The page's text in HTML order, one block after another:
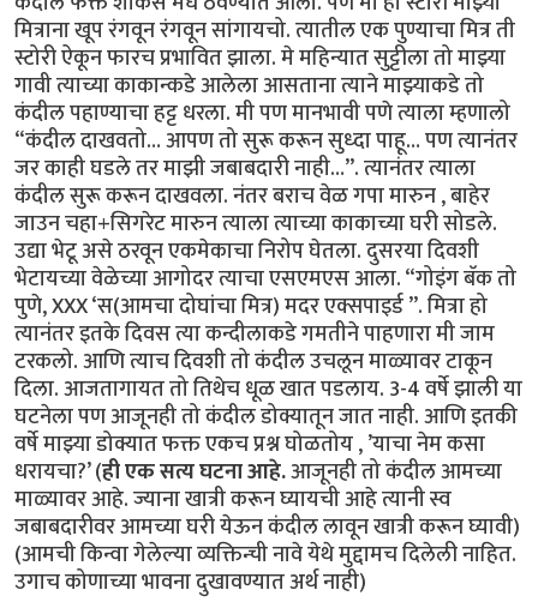
मित्राना खूप रंगवून रंगवून सांगायचो. त्यातील एक पुण्याचा मित्र ती
स्टोरी ऐकून फारच प्रभावित झाला. मे महिन्यात सुट्टीला तो माझ्या
गावी त्याच्या काकान्कडे आलेला आसताना त्याने माझ्याकडे तो
कंदील पहाण्याचा हट्ट धरला. मी पण मानभावी पणे त्याला म्हणालो
“कंदील दाखवतो… आपण तो सुरू करून सुध्दा पाहू… पण त्यानंतर
जर काही घडले तर माझी जबाबदारी नाही…”. त्यानंतर त्याला
कंदील सुरू करून दाखवला. नंतर बराच वेळ गपा मारुन , बाहेर
जाउन चहा+सिगरेट मारुन त्याला त्याच्या काकाच्या घरी सोडले.
उद्या भेटू असे ठरवून एकमेकाचा निरोप घेतला. दुसरया दिवशी
भेटायच्या वेळेच्या आगोदर त्याचा एसएमएस आला. “गोइंग बॅक तो
पुणे, XXX ‘स(आमचा दोघांचा मित्र) मदर एक्सपाइर्ड ”. मित्रा हो
त्यानंतर इतके दिवस त्या कन्दीलाकडे गमतीने पाहणारा मी जाम
टरकलो. आणि त्याच दिवशी तो कंदील उचलून माळ्यावर टाकून
दिला. आजतागायत तो तिथेच धूळ खात पडलाय. 3-4 वर्षे झाली या
घटनेला पण आजूनही तो कंदील डोक्यातून जात नाही. आणि इतकी
वर्षे माझ्या डोक्यात फक्त एकच प्रश्न घोळतोय , ’याचा नेम कसा
धरायचा?’ (ही एक सत्य घटना आहे.आजूनही तो कंदील आमच्या
माळ्यावर आहे. ज्याना खात्री करून घ्यायची आहे त्यानी स्व
जबाबदारीवर आमच्या घरी येऊन कंदील लावून खात्री करून घ्यावी)
(आमची किन्वा गेलेल्या व्यक्तिन्ची नावे येथे मुद्दामच दिलेली नाहित.
उगाच कोणाच्या भावना दुखावण्यात अर्थ नाही)